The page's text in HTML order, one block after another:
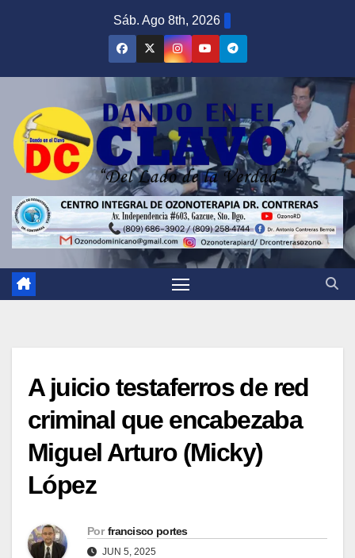
Sáb. Ago 8th, 2026
A juicio testaferros de red
criminal que encabezaba
Miguel Arturo (Micky)
López
Por francisco portes
JUN 5, 2025